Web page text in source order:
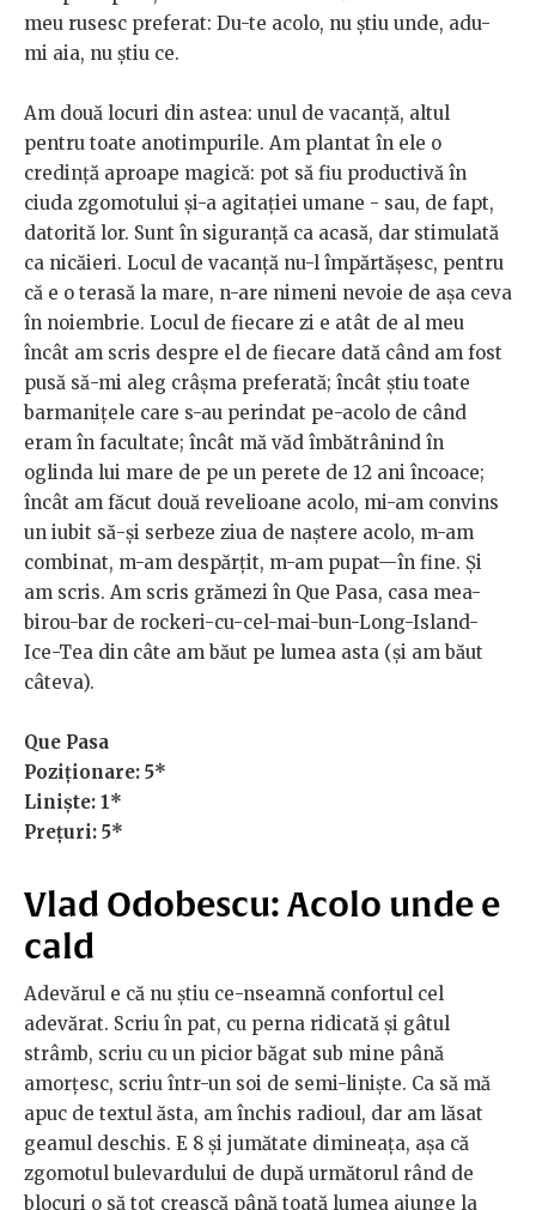
meu rusesc preferat: Du-te acolo, nu știu unde, adu-
mi aia, nu știu ce.
Am două locuri din astea: unul de vacanță, altul
pentru toate anotimpurile. Am plantat în ele o
credință aproape magică: pot să fiu productivă în
ciuda zgomotului și-a agitației umane - sau, de fapt,
datorită lor. Sunt în siguranță ca acasă, dar stimulată
ca nicăieri. Locul de vacanță nu-l împărtășesc, pentru
că e o terasă la mare, n-are nimeni nevoie de așa ceva
în noiembrie. Locul de fiecare zi e atât de al meu
încât am scris despre el de fiecare dată când am fost
pusă să-mi aleg crâșma preferată; încât știu toate
barmanițele care s-au perindat pe-acolo de când
eram în facultate; încât mă văd îmbătrânind în
oglinda lui mare de pe un perete de 12 ani încoace;
încât am făcut două revelioane acolo, mi-am convins
un iubit să-și serbeze ziua de naștere acolo, m-am
combinat, m-am despărțit, m-am pupat—în fine. Și
am scris. Am scris grămezi în Que Pasa, casa mea-
birou-bar de rockeri-cu-cel-mai-bun-Long-Island-
Ice-Tea din câte am băut pe lumea asta (și am băut
câteva).
Que Pasa
Poziționare: 5*
Liniște: 1*
Prețuri: 5*
Vlad Odobescu: Acolo unde e
cald
Adevărul e că nu știu ce-nseamnă confortul cel
adevărat. Scriu în pat, cu perna ridicată și gâtul
strâmb, scriu cu un picior băgat sub mine până
amorțesc, scriu într-un soi de semi-liniște. Ca să mă
apuc de textul ăsta, am închis radioul, dar am lăsat
geamul deschis. E 8 și jumătate dimineața, așa că
zgomotul bulevardului de după următorul rând de
blocuri o să tot crească până toată lumea ajunge la